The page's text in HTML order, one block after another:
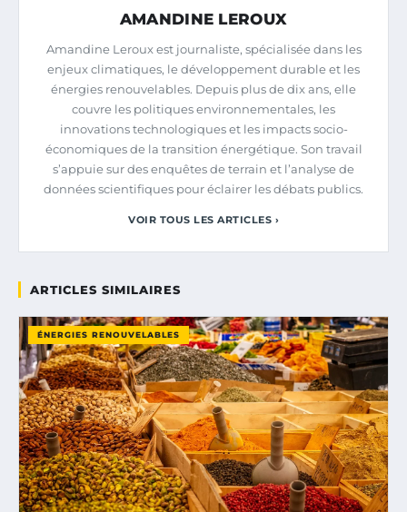
AMANDINE LEROUX
Amandine Leroux est journaliste, spécialisée dans les
enjeux climatiques, le développement durable et les
énergies renouvelables. Depuis plus de dix ans, elle
couvre les politiques environnementales, les
innovations technologiques et les impacts socio-
économiques de la transition énergétique. Son travail
s’appuie sur des enquêtes de terrain et l’analyse de
données scientifiques pour éclairer les débats publics.
VOIR TOUS LES ARTICLES ›
ARTICLES SIMILAIRES
ÉNERGIES RENOUVELABLES